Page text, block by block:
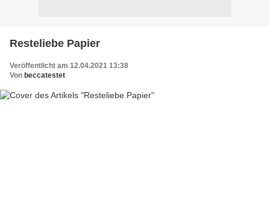
Resteliebe Papier
Veröffentlicht am 12.04.2021 13:38
Von beccatestet